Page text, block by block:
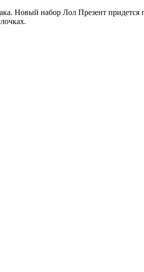
Новый набор Лол Презент придется